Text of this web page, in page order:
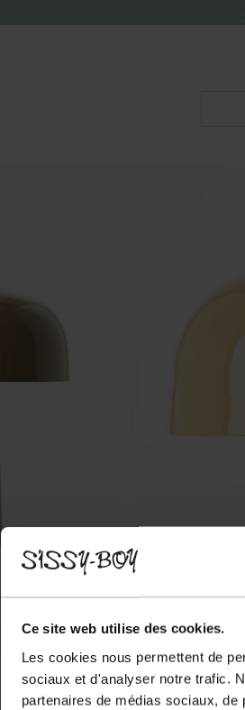
Ce site web utilise des cookies.
Les cookies nous permettent de
sociaux et d'analyser notre trafic.
partenaires de médias sociaux,